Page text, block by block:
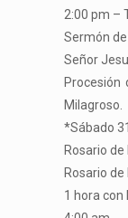
2:00 pm –
Sermón
Señor
Procesión
Milagroso.
*Sábado
Rosario
Rosario
1 hora con